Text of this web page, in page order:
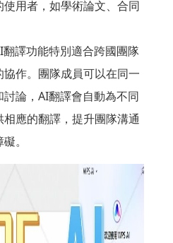
用者，如學術論文、合同
翻譯功能特別適合跨國團隊
作。團隊成員可以在同一
論，AI翻譯會自動為不同
應的翻譯，提升團隊溝通
。